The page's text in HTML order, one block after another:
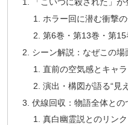
「こいつに殺された」
ホラー回に潜む衝撃
第6巻・第13巻・第
シーン解説：なぜこの場
直前の空気感とキャ
演出・構図が語る“見
伏線回収：物語全体との
真白幽霊説とのリンク